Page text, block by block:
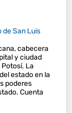
de San Luis
cabecera
y ciudad
La
estado en la
poderes
Cuenta